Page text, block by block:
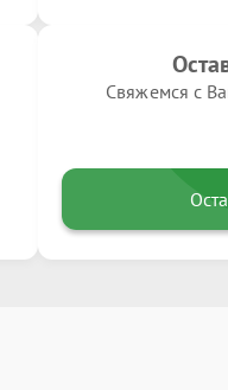
Свяжемся с